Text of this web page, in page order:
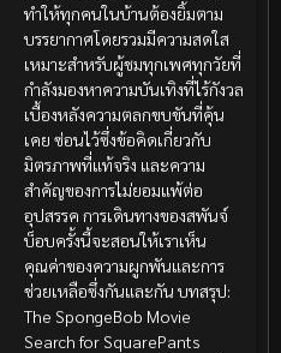
ทำให้ทุกคนในบ้านต้องยิ้มตาม
บรรยากาศโดยรวมมีความสดใส
เหมาะสำหรับผู้ชมทุกเพศทุกวัยที่
กำลังมองหาความบันเทิงที่ไร้กังวล
เบื้องหลังความตลกขบขันที่คุ้น
เคย ซ่อนไว้ซึ่งข้อคิดเกี่ยวกับ
มิตรภาพที่แท้จริง และความ
สำคัญของการไม่ยอมแพ้ต่อ
อุปสรรค การเดินทางของสพันจ์
บ็อบครั้งนี้จะสอนให้เราเห็น
คุณค่าของความผูกพันและการ
ช่วยเหลือซึ่งกันและกัน บทสรุป:
The SpongeBob Movie
Search for SquarePants